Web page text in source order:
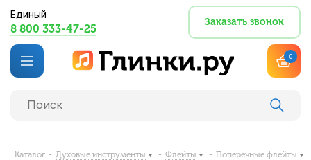
Единый
8 800 333-47-25
Заказать звонок
0
Каталог - Духовые инструменты - Флейты - Поперечные флейты